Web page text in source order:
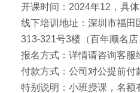
开课时间：2024年12，具
线下培训地址：深圳市福田
313-321号3楼（百年顺名店
报名方式：详情请咨询客服
付款方式：公司对公提前付
特别说明：小班授课，名额